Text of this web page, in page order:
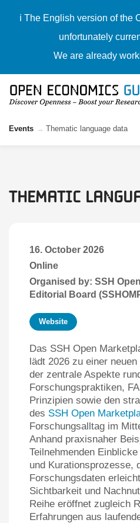
ℹ️ The English version of the
unfortunately
We are already
Events Thematic language data
Thematic
16. October 2026
Online
Organised by: SSH
Editorial Board
Website
Das SSH Open
lädt 2026 zu einer
der zentrale Aspekte
Forschungspraktiken,
Prinzipien sowie den
des SSH Open
Forschungsalltag im
Anhand praxisnaher
Teilnehmenden
und Kurationsprozesse,
Forschungsdaten
Sichtbarkeit und
Reihe eröffnet zugleich
Erfahrungen aus